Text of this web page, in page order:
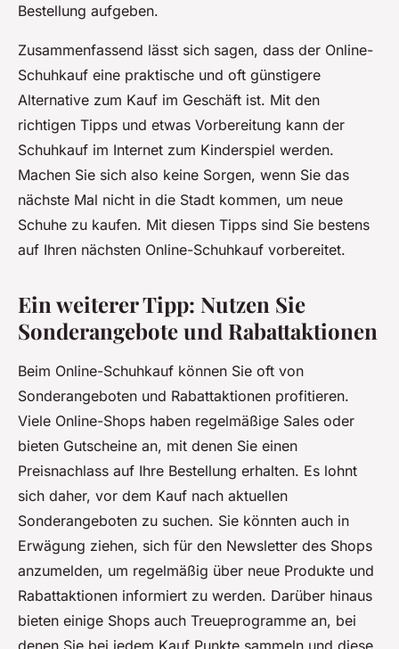
Bestellung aufgeben.
Zusammenfassend lässt sich sagen, dass der Online-
Schuhkauf eine praktische und oft günstigere
Alternative zum Kauf im Geschäft ist. Mit den
richtigen Tipps und etwas Vorbereitung kann der
Schuhkauf im Internet zum Kinderspiel werden.
Machen Sie sich also keine Sorgen, wenn Sie das
nächste Mal nicht in die Stadt kommen, um neue
Schuhe zu kaufen. Mit diesen Tipps sind Sie bestens
auf Ihren nächsten Online-Schuhkauf vorbereitet.
Ein weiterer Tipp: Nutzen Sie
Sonderangebote und Rabattaktionen
Beim Online-Schuhkauf können Sie oft von
Sonderangeboten und Rabattaktionen profitieren.
Viele Online-Shops haben regelmäßige Sales oder
bieten Gutscheine an, mit denen Sie einen
Preisnachlass auf Ihre Bestellung erhalten. Es lohnt
sich daher, vor dem Kauf nach aktuellen
Sonderangeboten zu suchen. Sie könnten auch in
Erwägung ziehen, sich für den Newsletter des Shops
anzumelden, um regelmäßig über neue Produkte und
Rabattaktionen informiert zu werden. Darüber hinaus
bieten einige Shops auch Treueprogramme an, bei